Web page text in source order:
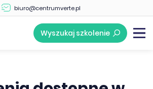
biuro@centrumverte.pl
Wyszukaj szkolenie